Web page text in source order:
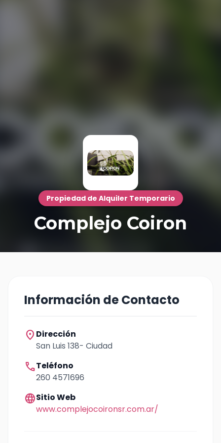
Propiedad de Alquiler Temporario
Complejo Coiron
Información de Contacto
location_on Dirección
San Luis 138- Ciudad
callTeléfono
260 4571696
languageSitio Web
www.complejocoironsr.com.ar/